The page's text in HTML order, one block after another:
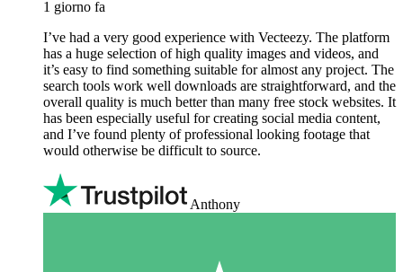
1 giorno fa
I’ve had a very good experience with Vecteezy. The platform
has a huge selection of high quality images and videos, and
it’s easy to find something suitable for almost any project. The
search tools work well downloads are straightforward, and the
overall quality is much better than many free stock websites. It
has been especially useful for creating social media content,
and I’ve found plenty of professional looking footage that
would otherwise be difficult to source.
Anthony